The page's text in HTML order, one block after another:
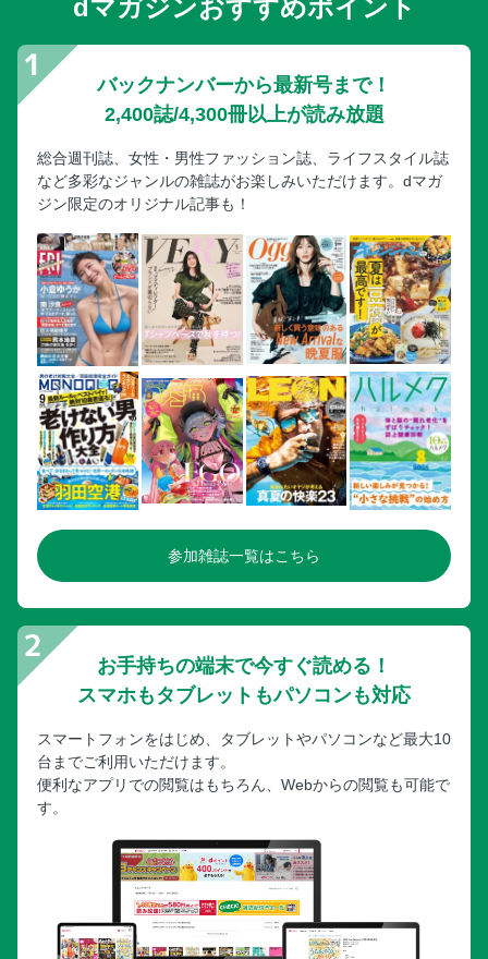
dマガジンおすすめポイント
バックナンバーから最新号まで！
2,400誌/4,300冊以上が読み放題
総合週刊誌、女性・男性ファッション誌、ライフスタイル誌
など多彩なジャンルの雑誌がお楽しみいただけます。dマガ
ジン限定のオリジナル記事も！
参加雑誌一覧はこちら
お手持ちの端末で今すぐ読める！
スマホもタブレットもパソコンも対応
スマートフォンをはじめ、タブレットやパソコンなど最大10
台までご利用いただけます。
便利なアプリでの閲覧はもちろん、Webからの閲覧も可能で
す。